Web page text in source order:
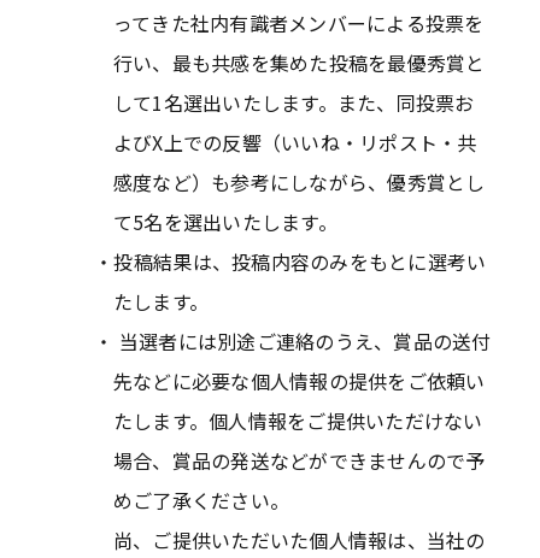
ってきた社内有識者メンバーによる投票を
行い、最も共感を集めた投稿を最優秀賞と
して1名選出いたします。また、同投票お
よびX上での反響（いいね・リポスト・共
感度など）も参考にしながら、優秀賞とし
て5名を選出いたします。
投稿結果は、投稿内容のみをもとに選考い
たします。
当選者には別途ご連絡のうえ、賞品の送付
先などに必要な個人情報の提供をご依頼い
たします。個人情報をご提供いただけない
場合、賞品の発送などができませんので予
めご了承ください。
尚、ご提供いただいた個人情報は、当社の